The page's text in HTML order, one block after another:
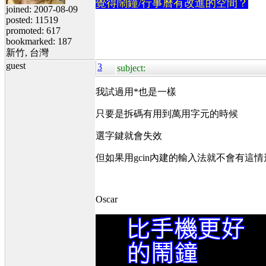
joined: 2007-08-09
posted: 11519
promoted: 617
bookmarked: 187
新竹, 台灣
覺得鬧鐘/行事曆有改進的空間？
guest 3 subject:
我試過用*也是一樣
只要是拆碼有用到萬用字元的時候
選字鍵就會失效
但如果用gcin內建的輸入法就不會有這情
Oscar